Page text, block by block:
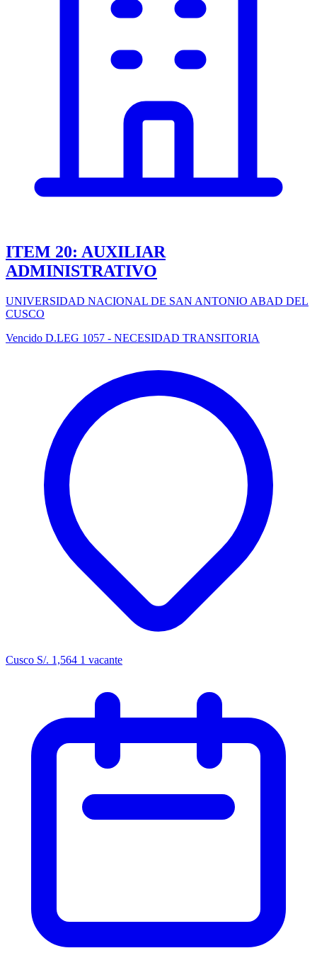
ITEM 20: AUXILIAR
ADMINISTRATIVO
UNIVERSIDAD NACIONAL DE SAN ANTONIO ABAD DEL
CUSCO
Vencido D.LEG 1057 - NECESIDAD TRANSITORIA
Cusco S/. 1,564 1 vacante